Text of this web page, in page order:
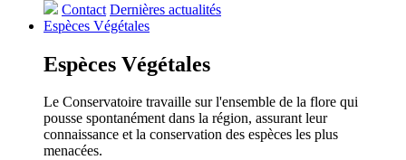
Contact Dernières actualités
Espèces Végétales
Espèces Végétales
Le Conservatoire travaille sur l'ensemble de la flore qui
pousse spontanément dans la région, assurant leur
connaissance et la conservation des espèces les plus
menacées.